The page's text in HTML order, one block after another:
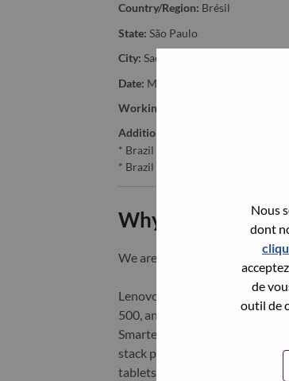
Nous
dont
de
outil de
Country/Region: Brésil
State: São Paulo
City: Sao Paulo
Date: Mardi, juin 9, 2026
Working Time:
Additional Locations
* Brazil - São Paulo - São Paulo
* Brazil - São Paulo - Sao Paulo
Why Work at
We are Lenovo. We do what
Lenovo is a US$83 billion
500, and serving millions of
Smarter Technology for All,
stack portfolio of AI-enabled,
tablets), infrastructure (server,